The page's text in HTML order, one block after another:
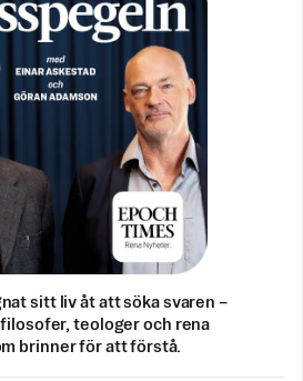
sitt liv åt att söka svaren –
teologer och rena
brinner för att förstå.